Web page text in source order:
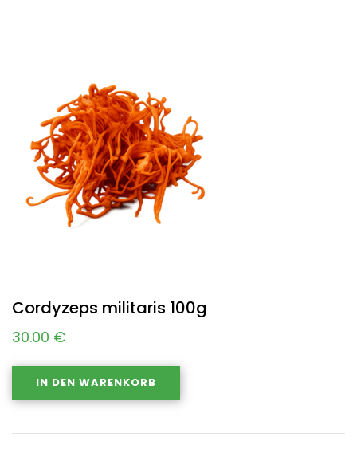
Cordyzeps militaris 100g
30.00 €
IN DEN WARENKORB